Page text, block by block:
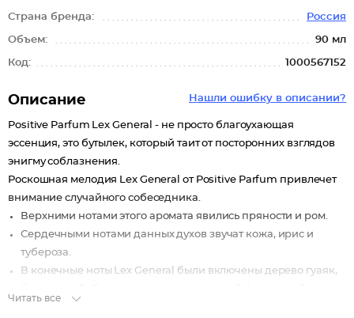
Страна бренда: Россия
Объем: 90 мл
Код: 1000567152
Нашли ошибку в описании?
Описание
Positive Parfum Lex General - не просто благоухающая
эссенция, это бутылек, который таит от посторонних взглядов
энигму соблазнения.
Роскошная мелодия Lex General от Positive Parfum привлечет
внимание случайного собеседника.
Верхними нотами этого аромата явились пряности и ром.
Сердечными нотами данных духов звучат кожа, ирис и
тубероза.
В конечные ноты Lex General были включены дерево гуаяк,
Читать все